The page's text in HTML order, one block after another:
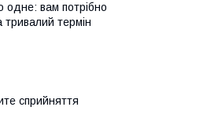
вам потрібно
тривалий термін
сприйняття